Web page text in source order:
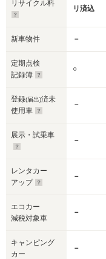
リサイクル料
リ済込
新車物件 －
定期点検
記録簿
○
登録(届出)済未
使用車
－
展示・試乗車
－
レンタカー
アップ
－
エコカー
減税対象車
－
キャンピング
カー
－